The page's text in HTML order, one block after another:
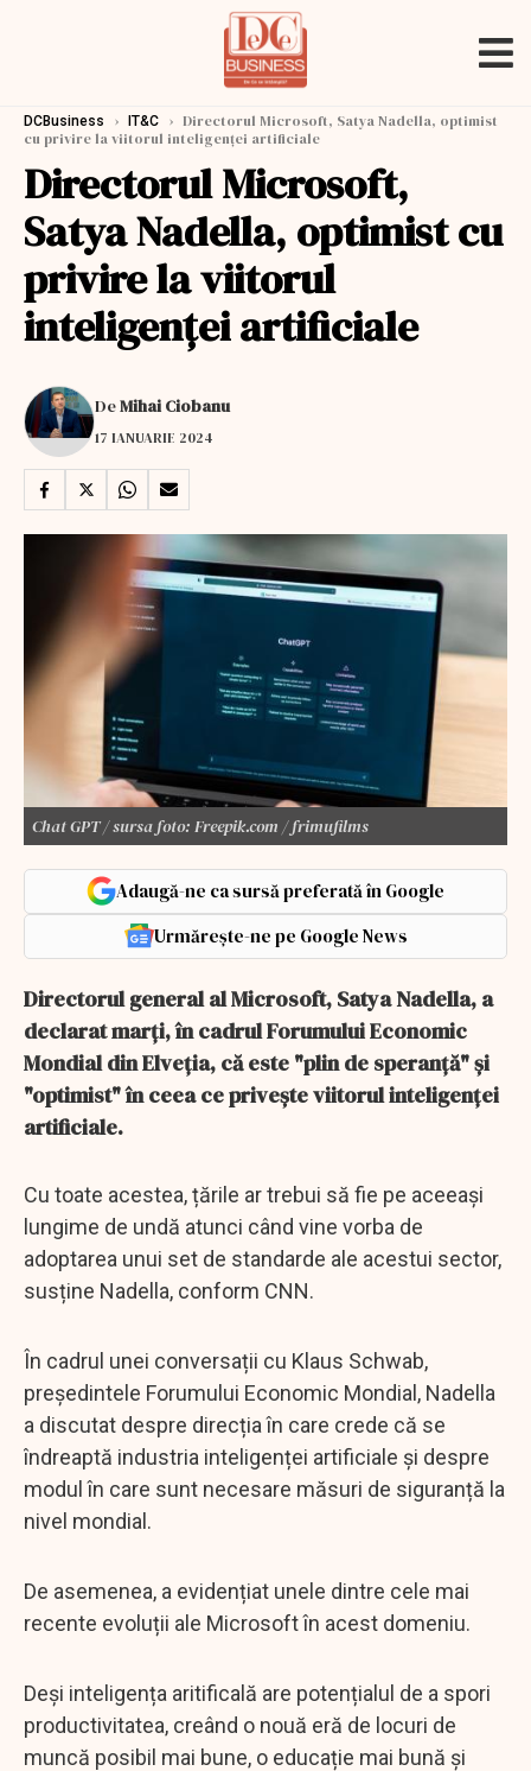
DCBusiness › IT&C › Directorul Microsoft, Satya Nadella, optimist
cu privire la viitorul inteligenței artificiale
Directorul Microsoft,
Satya Nadella, optimist cu
privire la viitorul
inteligenței artificiale
DeMihai Ciobanu
17 IANUARIE 2024
Chat GPT / sursa foto: Freepik.com / frimufilms
Adaugă-ne ca sursă preferată în Google
Urmărește-ne pe Google News
Directorul general al Microsoft, Satya Nadella, a
declarat marți, în cadrul Forumului Economic
Mondial din Elveția, că este "plin de speranță" și
"optimist" în ceea ce privește viitorul inteligenței
artificiale.
Cu toate acestea, țările ar trebui să fie pe aceeași
lungime de undă atunci când vine vorba de
adoptarea unui set de standarde ale acestui sector,
susține Nadella, conform CNN.
În cadrul unei conversații cu Klaus Schwab,
președintele Forumului Economic Mondial, Nadella
a discutat despre direcția în care crede că se
îndreaptă industria inteligenței artificiale și despre
modul în care sunt necesare măsuri de siguranță la
nivel mondial.
De asemenea, a evidențiat unele dintre cele mai
recente evoluții ale Microsoft în acest domeniu.
Deși inteligența aritificală are potențialul de a spori
productivitatea, creând o nouă eră de locuri de
muncă posibil mai bune, o educație mai bună și